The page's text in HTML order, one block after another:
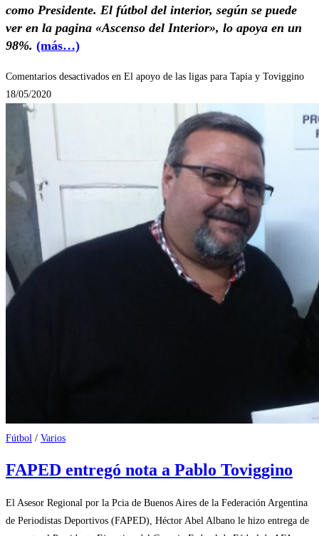
como Presidente. El fútbol del interior, según se puede
ver en la pagina «Ascenso del Interior», lo apoya en un
98%. (más…)
Comentarios desactivados en El apoyo de las ligas para Tapia y Toviggino
18/05/2020
Fútbol / Varios
FAPED entregó nota a Pablo Toviggino
El Asesor Regional por la Pcia de Buenos Aires de la Federación Argentina
de Periodistas Deportivos (FAPED), Héctor Abel Albano le hizo entrega de